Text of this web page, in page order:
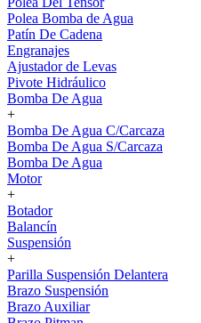
Polea Bomba de Agua
Patín De Cadena
Engranajes
Ajustador de Levas
Pivote Hidráulico
Bomba De Agua
+
Bomba De Agua C/Carcaza
Bomba De Agua S/Carcaza
Bomba De Agua
Motor
+
Botador
Balancín
Suspensión
+
Parilla Suspensión Delantera
Brazo Suspensión
Brazo Auxiliar